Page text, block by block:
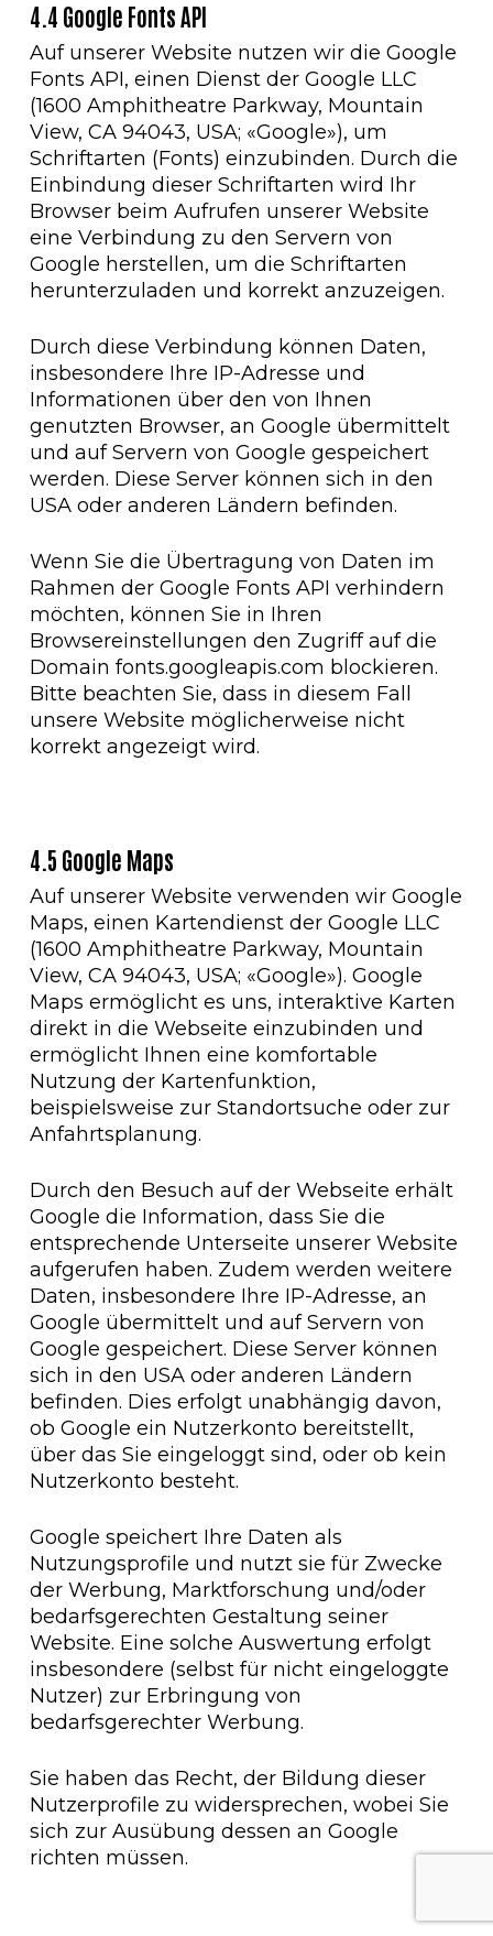
4.4 Google Fonts API
Auf unserer Website nutzen wir die Google
Fonts API, einen Dienst der Google LLC
(1600 Amphitheatre Parkway, Mountain
View, CA 94043, USA; «Google»), um
Schriftarten (Fonts) einzubinden. Durch die
Einbindung dieser Schriftarten wird Ihr
Browser beim Aufrufen unserer Website
eine Verbindung zu den Servern von
Google herstellen, um die Schriftarten
herunterzuladen und korrekt anzuzeigen.
Durch diese Verbindung können Daten,
insbesondere Ihre IP-Adresse und
Informationen über den von Ihnen
genutzten Browser, an Google übermittelt
und auf Servern von Google gespeichert
werden. Diese Server können sich in den
USA oder anderen Ländern befinden.
Wenn Sie die Übertragung von Daten im
Rahmen der Google Fonts API verhindern
möchten, können Sie in Ihren
Browsereinstellungen den Zugriff auf die
Domain fonts.googleapis.com blockieren.
Bitte beachten Sie, dass in diesem Fall
unsere Website möglicherweise nicht
korrekt angezeigt wird.
4.5 Google Maps
Auf unserer Website verwenden wir Google
Maps, einen Kartendienst der Google LLC
(1600 Amphitheatre Parkway, Mountain
View, CA 94043, USA; «Google»). Google
Maps ermöglicht es uns, interaktive Karten
direkt in die Webseite einzubinden und
ermöglicht Ihnen eine komfortable
Nutzung der Kartenfunktion,
beispielsweise zur Standortsuche oder zur
Anfahrtsplanung.
Durch den Besuch auf der Webseite erhält
Google die Information, dass Sie die
entsprechende Unterseite unserer Website
aufgerufen haben. Zudem werden weitere
Daten, insbesondere Ihre IP-Adresse, an
Google übermittelt und auf Servern von
Google gespeichert. Diese Server können
sich in den USA oder anderen Ländern
befinden. Dies erfolgt unabhängig davon,
ob Google ein Nutzerkonto bereitstellt,
über das Sie eingeloggt sind, oder ob kein
Nutzerkonto besteht.
Google speichert Ihre Daten als
Nutzungsprofile und nutzt sie für Zwecke
der Werbung, Marktforschung und/oder
bedarfsgerechten Gestaltung seiner
Website. Eine solche Auswertung erfolgt
insbesondere (selbst für nicht eingeloggte
Nutzer) zur Erbringung von
bedarfsgerechter Werbung.
Sie haben das Recht, der Bildung dieser
Nutzerprofile zu widersprechen, wobei Sie
sich zur Ausübung dessen an Google
richten müssen.